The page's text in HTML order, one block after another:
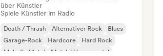
über Künstler
Spiele Künstler im Radio
Death / Thrash Alternativer Rock
Blues
Garage-Rock
Hardcore
Hard Rock
Melodic Metal
Metal / Heavy metal